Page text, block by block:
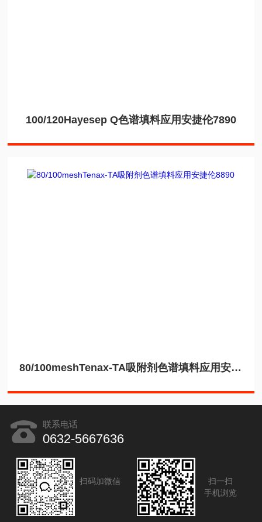
100/120Hayesep Q色谱填料应用安捷伦7890
80/100meshTenax-TA吸附剂色谱填料应用安捷伦8890
联系电话
0632-5667636
扫码加微信
扫一扫
手机浏览